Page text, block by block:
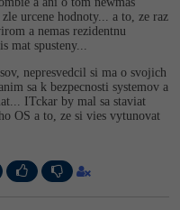
urcene hodnoty... a to, ze raz
a nemas rezidentnu
mat spusteny...
nepresvedcil si ma o svojich
sa k bezpecnosti systemov a
ITckar by mal sa staviat
OS a to, ze si vies vytunovat